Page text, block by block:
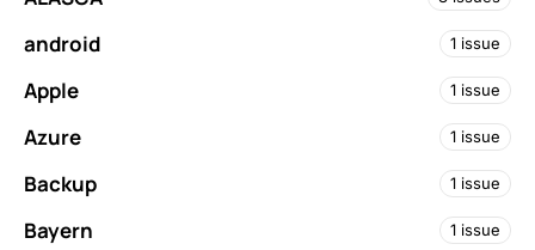
android 1 issue
Apple 1 issue
Azure 1 issue
Backup 1 issue
Bayern 1 issue